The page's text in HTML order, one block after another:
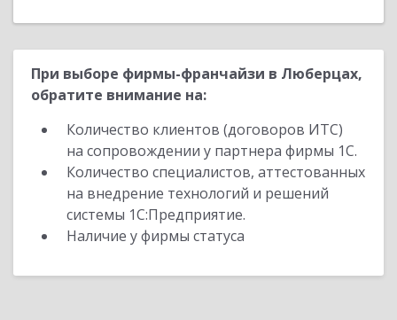
При выборе фирмы-франчайзи в Люберцах,
обратите внимание на:
Количество клиентов (договоров ИТС)
на сопровождении у партнера фирмы 1С.
Количество специалистов, аттестованных
на внедрение технологий и решений
системы 1С:Предприятие.
Наличие у фирмы статуса